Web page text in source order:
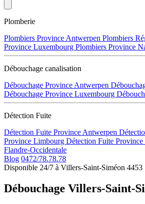
Plomberie
Plombiers Province Antwerpen Plombiers
Province Luxembourg Plombiers Province
Débouchage canalisation
Débouchage Province Antwerpen
Débouchage Province Luxembourg
Détection Fuite
Détection Fuite Province Antwerpen
Province Limbourg Détection Fuite
Flandre-Occidentale
Blog 0472/78.78.78
Disponible 24/7 à Villers-Saint-Siméon 4453
Débouchage Villers-Saint-